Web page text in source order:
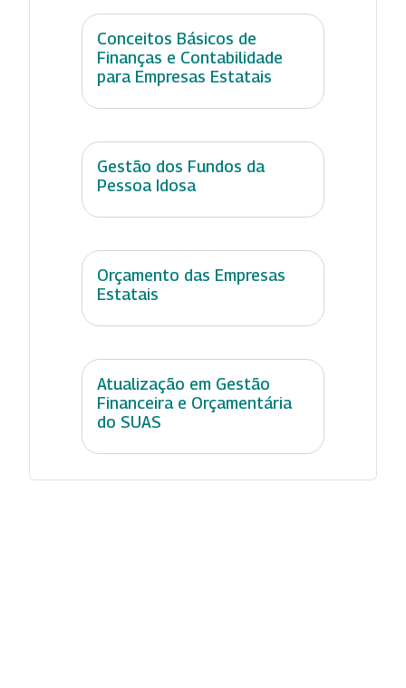
Conceitos Básicos de
Finanças e Contabilidade
para Empresas Estatais
Gestão dos Fundos da
Pessoa Idosa
Orçamento das Empresas
Estatais
Atualização em Gestão
Financeira e Orçamentária
do SUAS